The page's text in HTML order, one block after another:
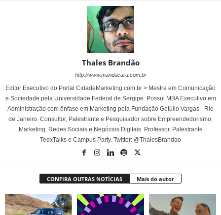
Thales Brandão
http://www.mandacaru.com.br
Editor Executivo do Portal CidadeMarketing.com.br > Mestre em Comunicação
e Sociedade pela Universidade Federal de Sergipe. Possui MBA Executivo em
Administração com ênfase em Marketing pela Fundação Getúlio Vargas - Rio
de Janeiro. Consultor, Palestrante e Pesquisador sobre Empreendedorismo,
Marketing, Redes Sociais e Negócios Digitais. Professor, Palestrante
TedxTalks e Campus Party. Twitter: @ThalesBrandao
CONFIRA OUTRAS NOTÍCIAS Mais do autor